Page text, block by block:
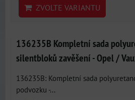
ZVOLTE VARIANTU
136235B Kompletní sada
silentbloků zavěšení - Opel /
136235B: Kompletní sada
podvozku -...